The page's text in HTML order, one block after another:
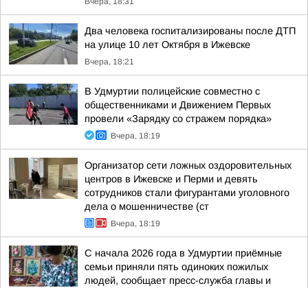
Два человека госпитализированы после ДТП
на улице 10 лет Октября в Ижевске
Вчера, 18:21
В Удмуртии полицейские совместно с
общественниками и Движением Первых
провели «Зарядку со стражем порядка»
Вчера, 18:19
Организатор сети ложных оздоровительных
центров в Ижевске и Перми и девять
сотрудников стали фигурантами уголовного
дела о мошенничестве (ст
Вчера, 18:19
С начала 2026 года в Удмуртии приёмные
семьи приняли пять одиноких пожилых
людей, сообщает пресс-служба главы и